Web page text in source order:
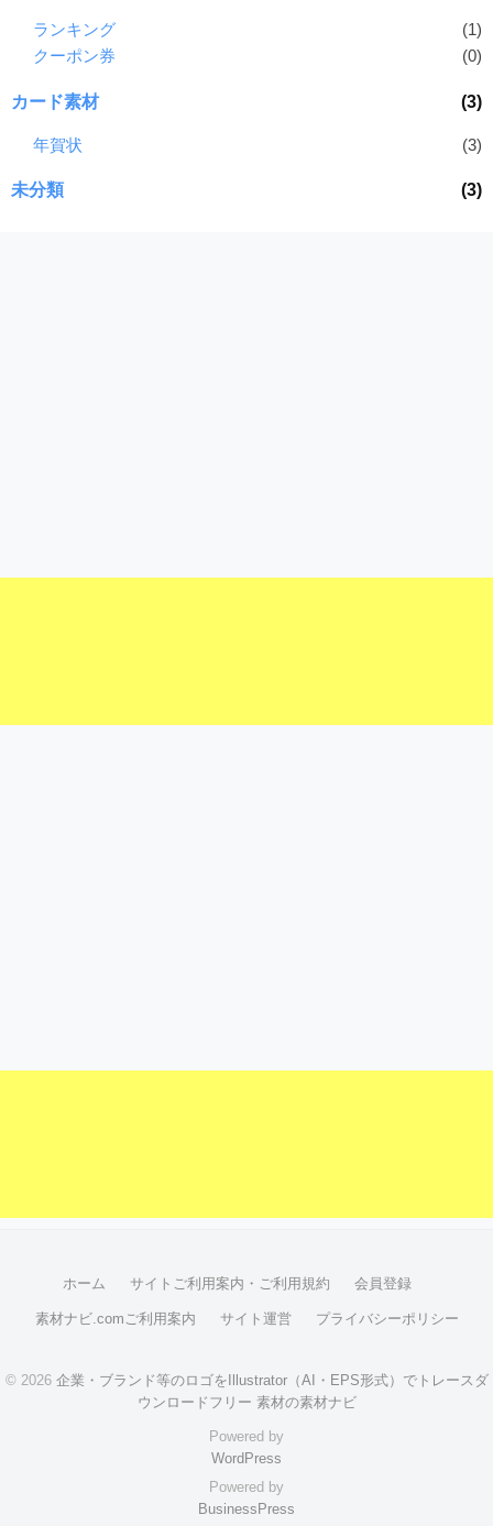
ランキング
(1)
クーポン券
(0)
カード素材 (3)
年賀状 (3)
未分類 (3)
ホーム サイトご利用案内・ご利用規約 会員登録
素材ナビ.comご利用案内 サイト運営 プライバシーポリシー
© 2026 企業・ブランド等のロゴをIllustrator（AI・EPS形式）でトレースダ
ウンロードフリー 素材の素材ナビ
Powered by
WordPress
Powered by
BusinessPress